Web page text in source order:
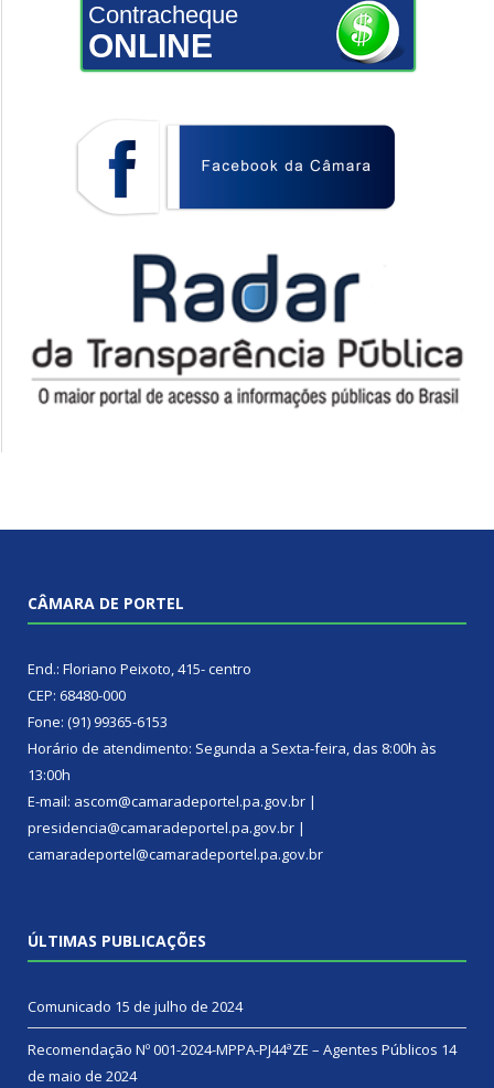
Contracheque
ONLINE
CÂMARA DE PORTEL
End.: Floriano Peixoto, 415- centro
CEP: 68480-000
Fone: (91) 99365-6153
Horário de atendimento: Segunda a Sexta-feira, das 8:00h às
13:00h
E-mail: ascom@camaradeportel.pa.gov.br |
presidencia@camaradeportel.pa.gov.br |
camaradeportel@camaradeportel.pa.gov.br
ÚLTIMAS PUBLICAÇÕES
Comunicado 15 de julho de 2024
Recomendação Nº 001-2024-MPPA-PJ44ªZE – Agentes Públicos 14
de maio de 2024